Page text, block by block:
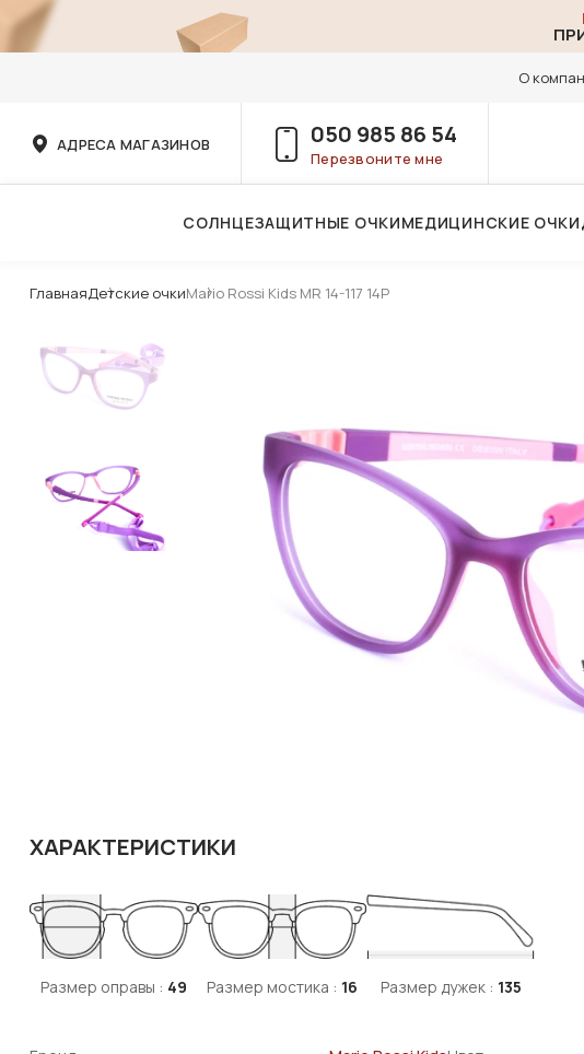
О
АДРЕСА МАГАЗИНОВ 050 985 86 54
Перезвоните мне
СОЛНЦЕЗАЩИТНЫЕ ОЧКИМЕДИЦИНСКИЕ ОЧКИ
ГлавнаяДетские очкиMario Rossi Kids MR 14-117 14P
ХАРАКТЕРИСТИКИ
Размер оправы : 49 Размер мостика : 16 Размер дужек : 135